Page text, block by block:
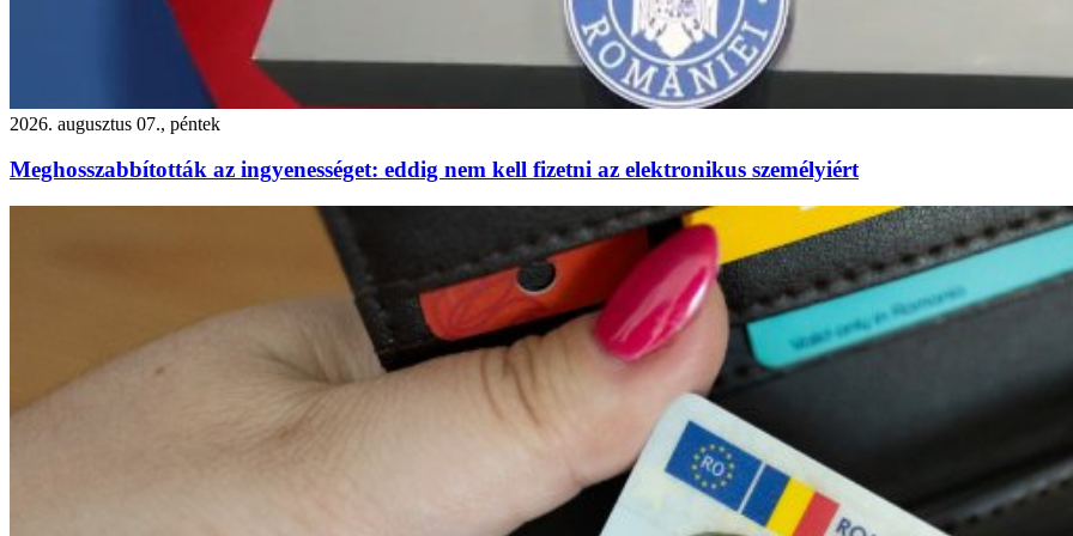
2026. augusztus 07., péntek
Meghosszabbították az ingyenességet: eddig nem kell fizetni az elektronikus személyiért